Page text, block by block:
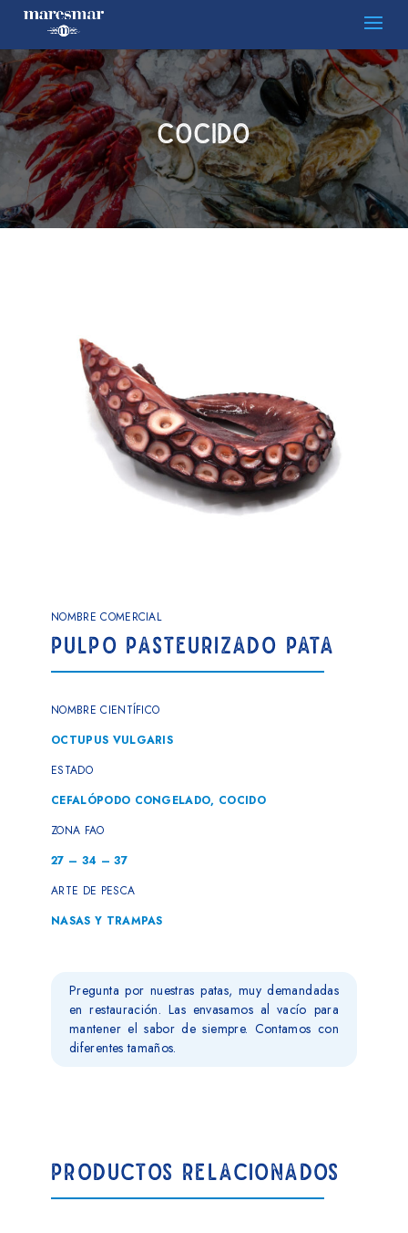
COCIDO
NOMBRE COMERCIAL
PULPO PASTEURIZADO PATA
NOMBRE CIENTÍFICO
OCTUPUS VULGARIS
ESTADO
CEFALÓPODO CONGELADO, COCIDO
ZONA FAO
27 – 34 – 37
ARTE DE PESCA
NASAS Y TRAMPAS
Pregunta por nuestras patas, muy demandadas
en restauración. Las envasamos al vacío para
mantener el sabor de siempre. Contamos con
diferentes tamaños.
PRODUCTOS RELACIONADOS